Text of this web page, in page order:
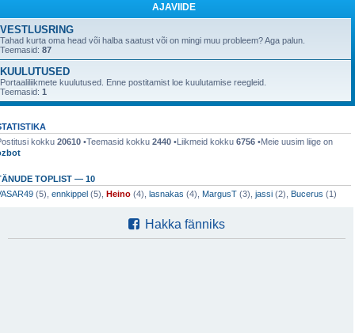
AJAVIIDE
VESTLUSRING
Tahad kurta oma head või halba saatust või on mingi muu probleem? Aga palun.
Teemasid: 87
KUULUTUSED
Portaaliliikmete kuulutused. Enne postitamist loe kuulutamise reegleid.
Teemasid: 1
kokku 20610 •Teemasid kokku 2440 •Liikmeid kokku 6756 •Meie uusim liige on
TOPLIST — 10
(5), ennkippel (5), Heino (4), lasnakas (4), MargusT (3), jassi (2), Bucerus (1)
Hakka fänniks